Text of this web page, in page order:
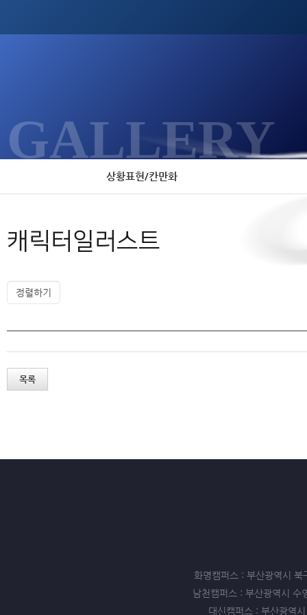
GALLERY
상황표현/칸만화
캐릭터일러스트
목록
화명캠퍼스 : 부산광역시
남천캠퍼스 : 부산광역시
대신캠퍼스 : 부산광역